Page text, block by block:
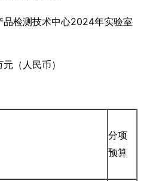
检测技术中心2024年实验室
（人民币）
分项
预算